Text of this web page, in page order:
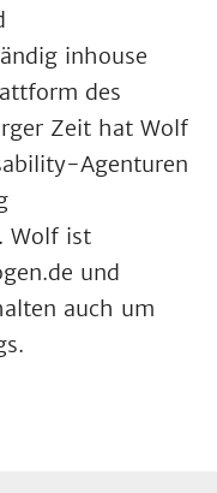
inhouse
des
Zeit hat Wolf
Agenturen
Wolf ist
und
auch um